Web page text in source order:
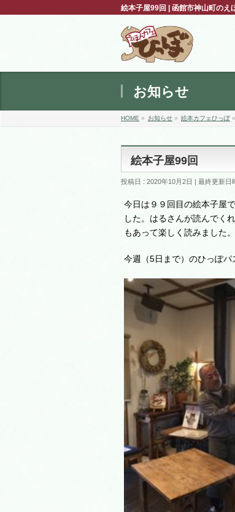
絵本子屋99回 | 函館市神山町の
お知らせ
HOME » お知らせ » 絵本カフェひっぽ»
絵本子屋99回
投稿日 : 2020年10月2日 最終更新日
今日は９９回目の絵本子屋
した。はるさんが読んでく
もあって楽しく読みました。
今週（5日まで）のひっぽパ